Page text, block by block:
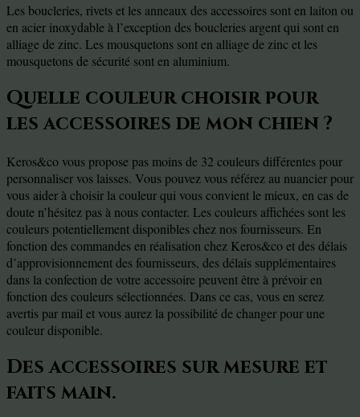
Les boucleries, rivets et les anneaux des accessoires sont en laiton ou
en acier inoxydable à l’exception des boucleries argent qui sont en
alliage de zinc. Les mousquetons sont en alliage de zinc et les
mousquetons de sécurité sont en aluminium.
Quelle couleur choisir pour
les accessoires de mon chien ?
Keros&co vous propose pas moins de 32 couleurs différentes pour
personnaliser vos laisses. Vous pouvez vous référez au nuancier pour
vous aider à choisir la couleur qui vous convient le mieux, en cas de
doute n’hésitez pas à nous contacter. Les couleurs affichées sont les
couleurs potentiellement disponibles chez nos fournisseurs. En
fonction des commandes en réalisation chez Keros&co et des délais
d’approvisionnement des fournisseurs, des délais supplémentaires
dans la confection de votre accessoire peuvent être à prévoir en
fonction des couleurs sélectionnées. Dans ce cas, vous en serez
avertis par mail et vous aurez la possibilité de changer pour une
couleur disponible.
Des accessoires sur mesure et
faits main.